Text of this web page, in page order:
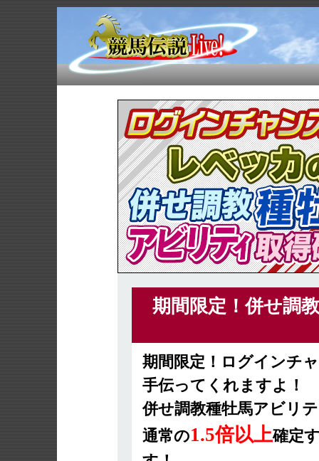
期間限定！併せ調
期間限定！ログインチ
手伝ってくれますよ！
併せ調教種牡馬アビリ
通常の1.5倍以上確定